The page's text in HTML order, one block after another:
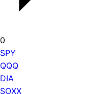
0
SPY
QQQ
DIA
SOXX